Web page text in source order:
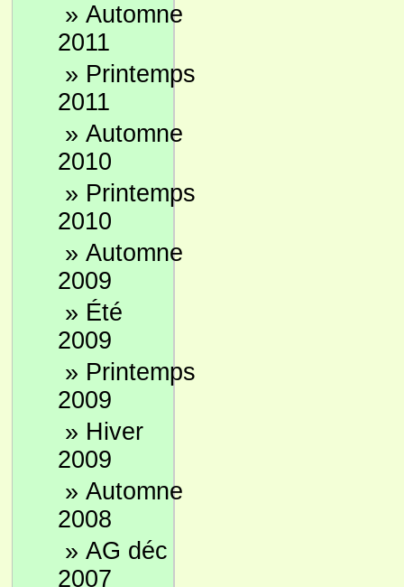
» Automne
2011
» Printemps
2011
» Automne
2010
» Printemps
2010
» Automne
2009
» Été
2009
» Printemps
2009
» Hiver
2009
» Automne
2008
» AG déc
2007